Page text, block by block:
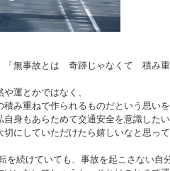
「無事故とは 奇跡じゃなくて 積み
運とかではなく、
み重ねで作られるものだという思い
自身もあらためて交通安全を意識した
にしていただけたら嬉しいなと思っ
を続けていても、事故を起こさない自